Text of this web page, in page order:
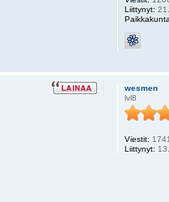
Liittynyt:
wesmen
lvl8
Viestit: 1741
Liittynyt: